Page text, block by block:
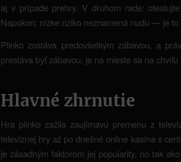
aj v prípade prehry. V druhom rade:
Napokon: nízke riziko neznamená nudu — je to
Plinko zostáva predovšetkým zábavou, a
prestáva byť zábavou, je na mieste sa na chvíľu
Hlavné zhrnutie
Hra plinko zažila zaujímavú premenu z
televíznej hry až po dnešné online kasína s
je zásadným faktorom jej popularity, no tak